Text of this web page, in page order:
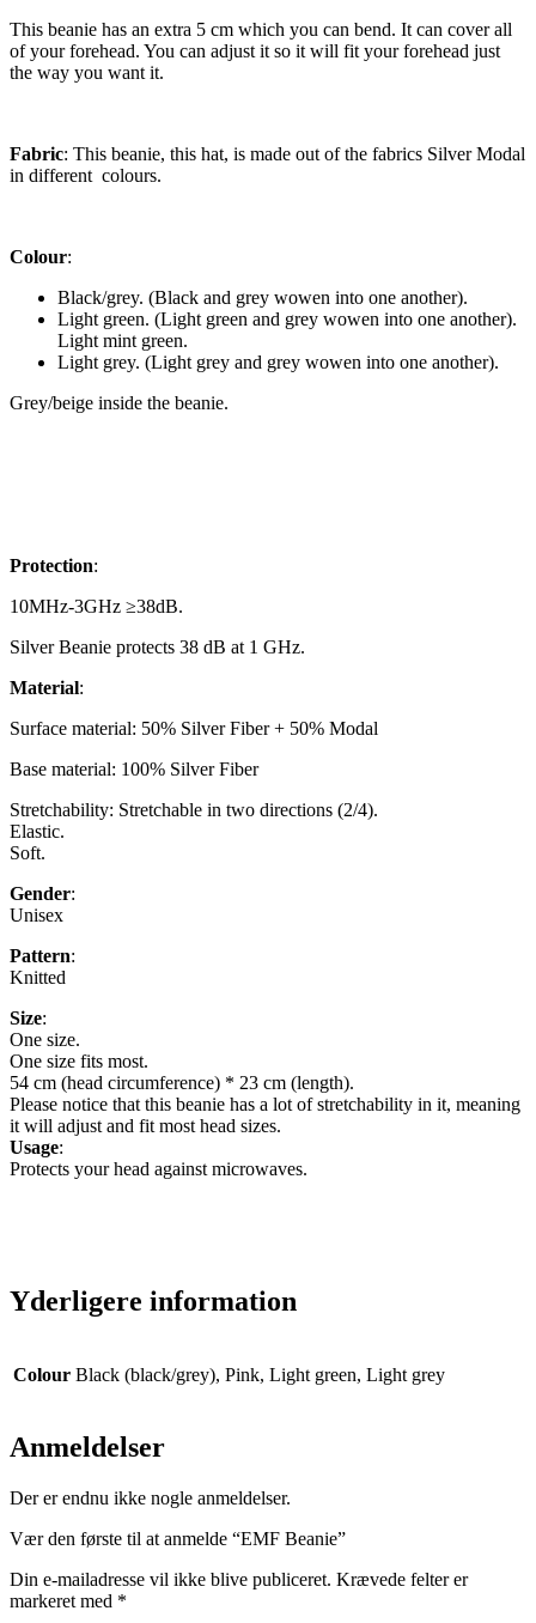
This beanie has an extra 5 cm which you can bend. It can cover all
of your forehead. You can adjust it so it will fit your forehead just
the way you want it.
Fabric: This beanie, this hat, is made out of the fabrics Silver Modal
in different colours.
Colour:
Black/grey. (Black and grey wowen into one another).
Light green. (Light green and grey wowen into one another).
Light mint green.
Light grey. (Light grey and grey wowen into one another).
Grey/beige inside the beanie.
Protection:
10MHz-3GHz ≥38dB.
Silver Beanie protects 38 dB at 1 GHz.
Material:
Surface material: 50% Silver Fiber + 50% Modal
Base material: 100% Silver Fiber
Stretchability: Stretchable in two directions (2/4).
Elastic.
Soft.
Gender:
Unisex
Pattern:
Knitted
Size:
One size.
One size fits most.
54 cm (head circumference) * 23 cm (length).
Please notice that this beanie has a lot of stretchability in it, meaning
it will adjust and fit most head sizes.
Usage:
Protects your head against microwaves.
Yderligere information
Colour Black (black/grey), Pink, Light green, Light grey
Anmeldelser
Der er endnu ikke nogle anmeldelser.
Vær den første til at anmelde “EMF Beanie”
Din e-mailadresse vil ikke blive publiceret. Krævede felter er
markeret med *